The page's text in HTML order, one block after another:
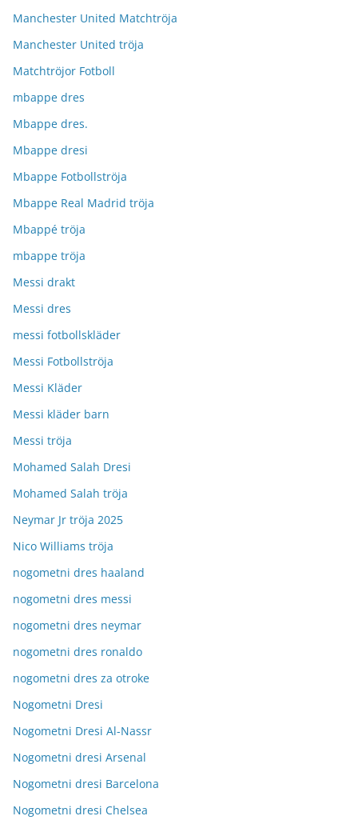
Manchester United Matchtröja
Manchester United tröja
Matchtröjor Fotboll
mbappe dres
Mbappe dres.
Mbappe dresi
Mbappe Fotbollströja
Mbappe Real Madrid tröja
Mbappé tröja
mbappe tröja
Messi drakt
Messi dres
messi fotbollskläder
Messi Fotbollströja
Messi Kläder
Messi kläder barn
Messi tröja
Mohamed Salah Dresi
Mohamed Salah tröja
Neymar Jr tröja 2025
Nico Williams tröja
nogometni dres haaland
nogometni dres messi
nogometni dres neymar
nogometni dres ronaldo
nogometni dres za otroke
Nogometni Dresi
Nogometni Dresi Al-Nassr
Nogometni dresi Arsenal
Nogometni dresi Barcelona
Nogometni dresi Chelsea